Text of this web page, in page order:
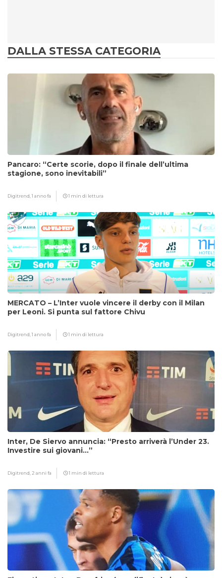
DALLA STESSA CATEGORIA
Pancaro: “Certe scorie, dopo il finale dell’ultima
stagione, sono inevitabili”
Digitrend,1 anno fa 1 min di lettura
MERCATO – L’Inter vuole vincere il derby con il Milan
per Leoni. Si punta sul fattore Chivu
Digitrend,1 anno fa 1 min di lettura
Inter, De Siervo annuncia: “Presto arriverà l’Under 23.
Investire sui giovani…”
Digitrend, 2 anni fa 1 min di lettura